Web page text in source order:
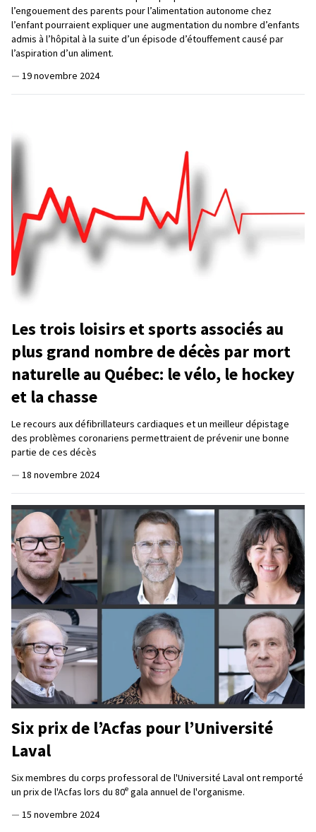
l’engouement des parents pour l’alimentation autonome chez
l’enfant pourraient expliquer une augmentation du nombre d’enfants
admis à l’hôpital à la suite d’un épisode d’étouffement causé par
l’aspiration d’un aliment.
— 19 novembre 2024
Les trois loisirs et sports associés au
plus grand nombre de décès par mort
naturelle au Québec: le vélo, le hockey
et la chasse
Le recours aux défibrillateurs cardiaques et un meilleur dépistage
des problèmes coronariens permettraient de prévenir une bonne
partie de ces décès
— 18 novembre 2024
Six prix de l’Acfas pour l’Université
Laval
Six membres du corps professoral de l'Université Laval ont remporté
un prix de l'Acfas lors du 80e gala annuel de l'organisme.
— 15 novembre 2024